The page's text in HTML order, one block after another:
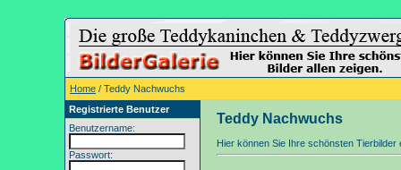
Home / Teddy Nachwuchs
Registrierte Benutzer
Benutzername:
Passwort:
Teddy Nachwuchs
Hier können Sie Ihre schönsten Tierbilder